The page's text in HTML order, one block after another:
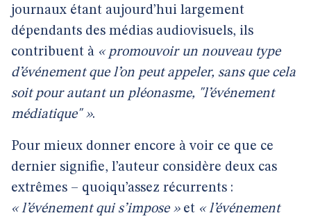
journaux étant aujourd’hui largement
dépendants des médias audiovisuels, ils
contribuent à « promouvoir un nouveau type
d’événement que l’on peut appeler, sans que cela
soit pour autant un pléonasme, "l’événement
médiatique" ».
Pour mieux donner encore à voir ce que ce
dernier signifie, l’auteur considère deux cas
extrêmes – quoiqu’assez récurrents :
« l’événement qui s’impose »et « l’événement